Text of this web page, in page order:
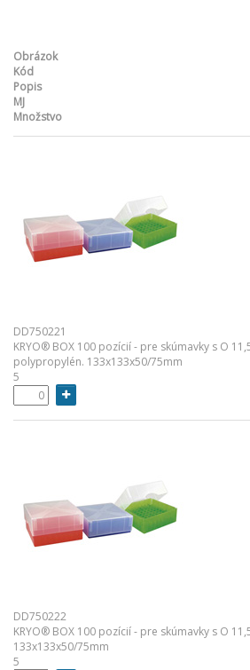
Obrázok
Kód
Popis
MJ
Množstvo
DD750221
KRYO® BOX 100 pozícií - pre skúmavky s O
polypropylén. 133x133x50/75mm
5
DD750222
KRYO® BOX 100 pozícií - pre skúmavky s O
133x133x50/75mm
5